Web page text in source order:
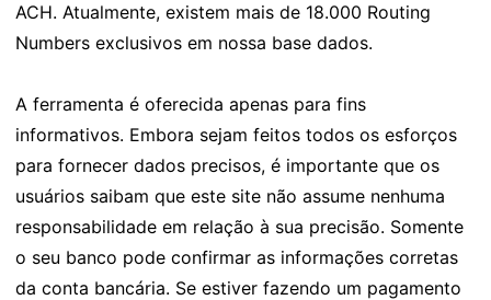
ACH. Atualmente, existem mais de 18.000 Routing
Numbers exclusivos em nossa base dados.
A ferramenta é oferecida apenas para fins
informativos. Embora sejam feitos todos os esforços
para fornecer dados precisos, é importante que os
usuários saibam que este site não assume nenhuma
responsabilidade em relação à sua precisão. Somente
o seu banco pode confirmar as informações corretas
da conta bancária. Se estiver fazendo um pagamento